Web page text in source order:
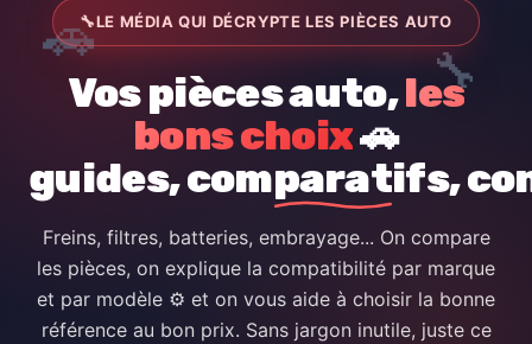
🚗
🔧
🔧LE MÉDIA QUI DÉCRYPTE LES PIÈCES AUTO
Vos pièces auto,les
bons choix🚗
guides, comparatifs,
Freins, filtres, batteries, embrayage... On compare
les pièces, on explique la compatibilité par marque
et par modèle ⚙️ et on vous aide à choisir la bonne
référence au bon prix. Sans jargon inutile, juste ce